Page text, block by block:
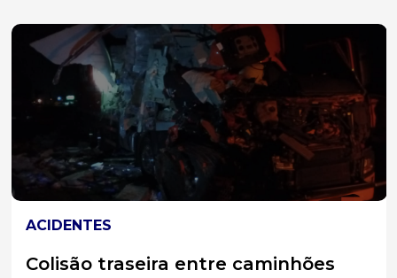
ACIDENTES
Colisão traseira entre caminhões